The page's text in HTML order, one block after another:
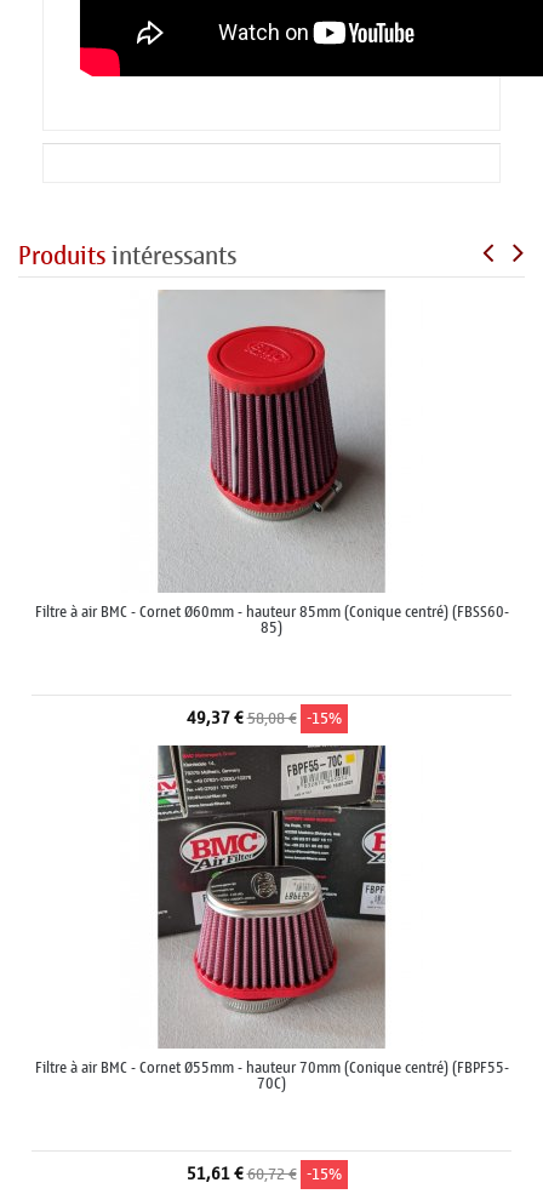
Produitsintéressants
Filtre à air BMC - Cornet Ø60mm - hauteur 85mm (Conique centré) (FBSS60-
85)
49,37 €58,08 € -15%
Filtre à air BMC - Cornet Ø55mm - hauteur 70mm (Conique centré) (FBPF55-
70C)
51,61 €60,72 € -15%